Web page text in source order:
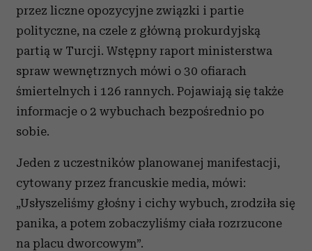
przez liczne opozycyjne związki i partie
polityczne, na czele z główną prokurdyjską
partią w Turcji. Wstępny raport ministerstwa
spraw wewnętrznych mówi o 30 ofiarach
śmiertelnych i 126 rannych. Pojawiają się także
informacje o 2 wybuchach bezpośrednio po
sobie.
Jeden z uczestników planowanej manifestacji,
cytowany przez francuskie media, mówi:
„Usłyszeliśmy głośny i cichy wybuch, zrodziła się
panika, a potem zobaczyliśmy ciała rozrzucone
na placu dworcowym”.